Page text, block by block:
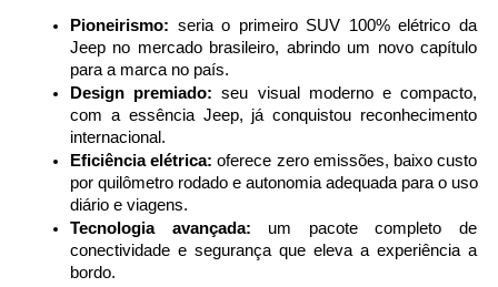
Pioneirismo: seria o primeiro SUV 100% elétrico da
Jeep no mercado brasileiro, abrindo um novo capítulo
para a marca no país.
Design premiado: seu visual moderno e compacto,
com a essência Jeep, já conquistou reconhecimento
internacional.
Eficiência elétrica: oferece zero emissões, baixo custo
por quilômetro rodado e autonomia adequada para o uso
diário e viagens.
Tecnologia avançada: um pacote completo de
conectividade e segurança que eleva a experiência a
bordo.